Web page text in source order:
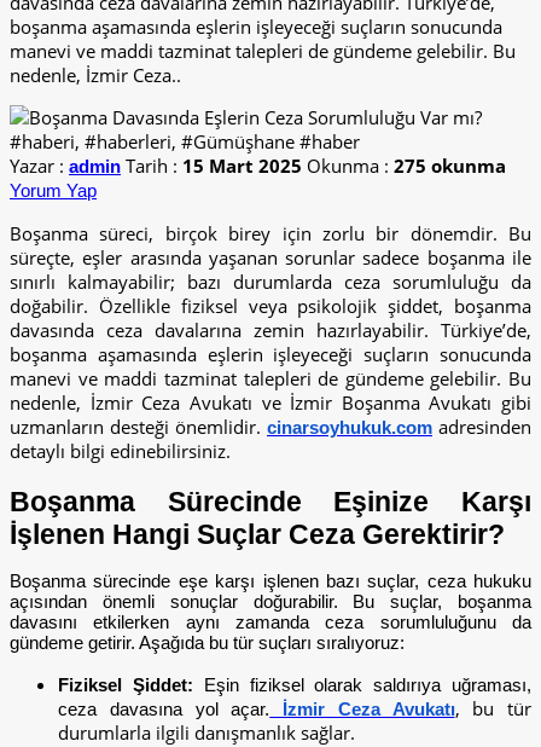
boşanma aşamasında eşlerin işleyeceği suçların sonucunda
manevi ve maddi tazminat talepleri de gündeme gelebilir. Bu
nedenle, İzmir Ceza..
Yazar : admin Tarih : 15 Mart 2025 Okunma : 275 okunma
Yorum Yap
Boşanma süreci, birçok birey için zorlu bir dönemdir. Bu
süreçte, eşler arasında yaşanan sorunlar sadece boşanma ile
sınırlı kalmayabilir; bazı durumlarda ceza sorumluluğu da
doğabilir. Özellikle fiziksel veya psikolojik şiddet, boşanma
davasında ceza davalarına zemin hazırlayabilir. Türkiye’de,
boşanma aşamasında eşlerin işleyeceği suçların sonucunda
manevi ve maddi tazminat talepleri de gündeme gelebilir. Bu
nedenle, İzmir Ceza Avukatı ve İzmir Boşanma Avukatı gibi
uzmanların desteği önemlidir. cinarsoyhukuk.com adresinden
detaylı bilgi edinebilirsiniz.
Boşanma Sürecinde Eşinize Karşı
İşlenen Hangi Suçlar Ceza Gerektirir?
Boşanma sürecinde eşe karşı işlenen bazı suçlar, ceza hukuku
açısından önemli sonuçlar doğurabilir. Bu suçlar, boşanma
davasını etkilerken aynı zamanda ceza sorumluluğunu da
gündeme getirir. Aşağıda bu tür suçları sıralıyoruz:
Fiziksel Şiddet: Eşin fiziksel olarak saldırıya uğraması,
ceza davasına yol açar. İzmir Ceza Avukatı, bu tür
durumlarla ilgili danışmanlık sağlar.